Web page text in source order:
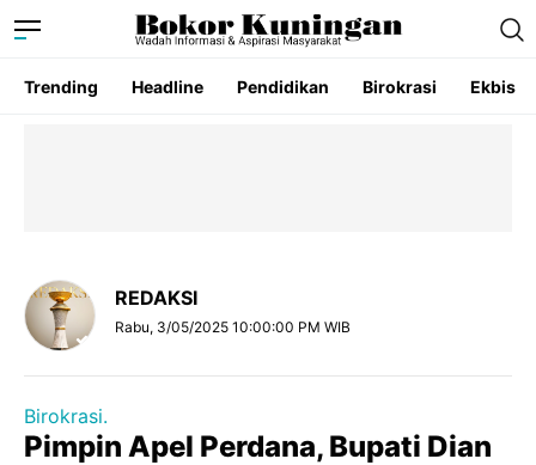
Trending Headline Pendidikan Birokrasi Ekbis
REDAKSI
Rabu, 3/05/2025 10:00:00 PM WIB
Birokrasi.
Pimpin Apel Perdana, Bupati Dian